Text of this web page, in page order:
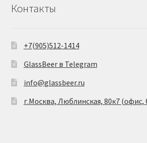
Контакты
+7(905)512-1414
GlassBeer в Telegram
info@glassbeer.ru
г.Москва, Люблинская, 80к7 (офис,